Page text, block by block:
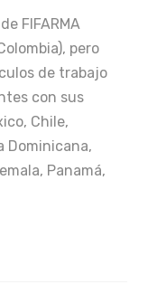
FIFARMA
pero
de trabajo
con sus
Chile,
Dominicana,
Panamá,